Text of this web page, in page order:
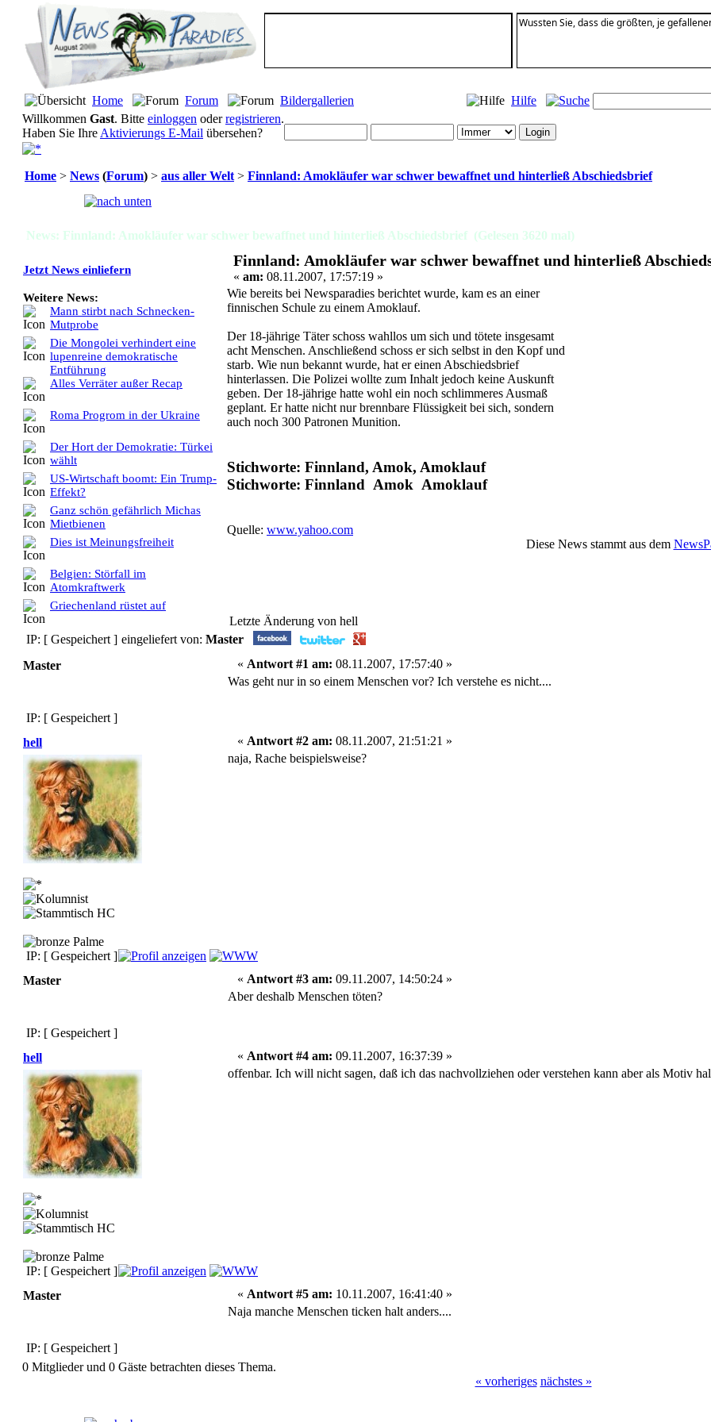
Wussten Sie, dass die größten, je
Home Forum Bildergallerien Hilfe
Willkommen Gast. Bitte einloggen oderregistrieren.
Haben Sie Ihre Aktivierungs E-Mail übersehen?
Home > News (Forum) > aus aller Welt > Finnland: Amokläufer war schwer bewaffnet und hinterließ Abschiedsbrief
News: Finnland: Amokläufer war schwer bewaffnet und hinterließ Abschiedsbrief (Gelesen 3620 mal)
Jetzt News einliefern
Weitere News:
Mann stirbt nach Schnecken-
Mutprobe
Die Mongolei verhindert eine
lupenreine demokratische
Entführung
Alles Verräter außer Recap
Roma Progrom in der Ukraine
Der Hort der Demokratie: Türkei
wählt
US-Wirtschaft boomt: Ein Trump-
Effekt?
Ganz schön gefährlich Michas
Mietbienen
Dies ist Meinungsfreiheit
Belgien: Störfall im
Atomkraftwerk
Griechenland rüstet auf
Finnland: Amokläufer war schwer bewaffnet und hinterließ
« am: 08.11.2007, 17:57:19 »
Wie bereits bei Newsparadies berichtet wurde, kam es an einer
finnischen Schule zu einem Amoklauf.
Der 18-jährige Täter schoss wahllos um sich und tötete insgesamt
acht Menschen. Anschließend schoss er sich selbst in den Kopf und
starb. Wie nun bekannt wurde, hat er einen Abschiedsbrief
hinterlassen. Die Polizei wollte zum Inhalt jedoch keine Auskunft
geben. Der 18-jährige hatte wohl ein noch schlimmeres Ausmaß
geplant. Er hatte nicht nur brennbare Flüssigkeit bei sich, sondern
auch noch 300 Patronen Munition.
Stichworte: Finnland, Amok, Amoklauf
Stichworte: Finnland Amok Amoklauf
Quelle: www.yahoo.com
Diese News stammt aus dem
Letzte Änderung von hell
IP: [ Gespeichert ] eingeliefert von: Master
Master
« Antwort #1 am: 08.11.2007, 17:57:40 »
Was geht nur in so einem Menschen vor? Ich verstehe es nicht....
IP: [ Gespeichert ]
hell
« Antwort #2 am: 08.11.2007, 21:51:21 »
naja, Rache beispielsweise?
IP: [ Gespeichert ]
Master
« Antwort #3 am: 09.11.2007, 14:50:24 »
Aber deshalb Menschen töten?
IP: [ Gespeichert ]
hell
« Antwort #4 am: 09.11.2007, 16:37:39 »
offenbar. Ich will nicht sagen, daß ich das nachvollziehen oder verstehen kann aber als Motiv
IP: [ Gespeichert ]
Master
« Antwort #5 am: 10.11.2007, 16:41:40 »
Naja manche Menschen ticken halt anders....
IP: [ Gespeichert ]
0 Mitglieder und 0 Gäste betrachten dieses Thema.
« vorheriges nächstes »